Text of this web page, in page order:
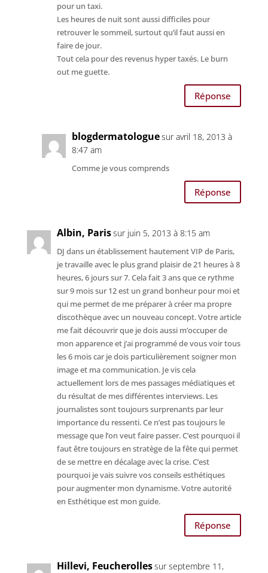
pour un taxi.
Les heures de nuit sont aussi difficiles pour
retrouver le sommeil, surtout qu’il faut aussi en
faire de jour.
Tout cela pour des revenus hyper taxés. Le burn
out me guette.
Réponse
blogdermatologuesur avril 18, 2013 à
8:47 am
Comme je vous comprends
Réponse
Albin, Parissur juin 5, 2013 à 8:15 am
DJ dans un établissement hautement VIP de Paris,
je travaille avec le plus grand plaisir de 21 heures à 8
heures, 6 jours sur 7. Cela fait 3 ans que ce rythme
sur 9 mois sur 12 est un grand bonheur pour moi et
qui me permet de me préparer à créer ma propre
discothèque avec un nouveau concept. Votre article
me fait découvrir que je dois aussi m’occuper de
mon apparence et j’ai programmé de vous voir tous
les 6 mois car je dois particulièrement soigner mon
image et ma communication. Je vis cela
actuellement lors de mes passages médiatiques et
du résultat de mes différentes interviews. Les
journalistes sont toujours surprenants par leur
importance du ressenti. Ce n’est pas toujours le
message que l’on veut faire passer. C’est pourquoi il
faut être toujours en stratège de la fête qui permet
de se mettre en décalage avec la crise. C’est
pourquoi je vais suivre vos conseils esthétiques
pour augmenter mon dynamisme. Votre autorité
en Esthétique est mon guide.
Réponse
Hillevi, Feucherollessur septembre 11,